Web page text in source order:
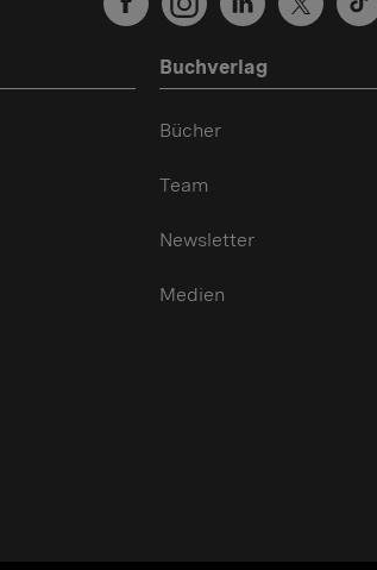
Buchverlag
Bücher
Team
Newsletter
Medien